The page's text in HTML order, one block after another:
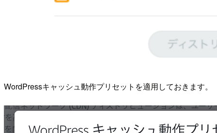
WordPressキャッシュ動作プリセットを適用しておきます。